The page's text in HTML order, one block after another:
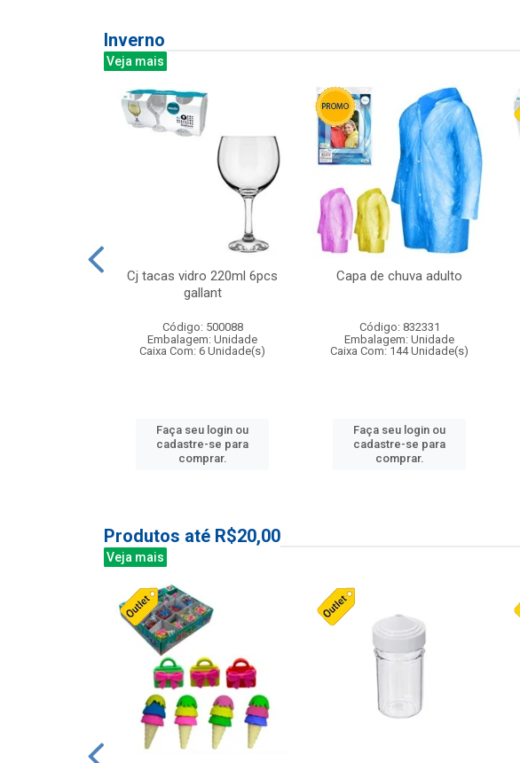
Inverno
Veja mais
Cj tacas vidro 220ml 6pcs
gallant
Código: 500088
Embalagem: Unidade
Caixa Com: 6 Unidade(s)
Faça seu login ou
cadastre-se para
comprar.
Capa de chuva adulto
Código: 832331
Embalagem: Unidade
Caixa Com: 144 Unidade(s)
Faça seu login ou
cadastre-se para
comprar.
Produtos até R$20,00
Veja mais